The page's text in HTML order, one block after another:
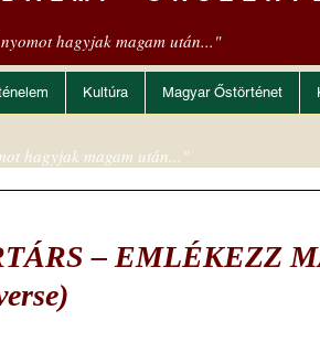
hagyjak magam után..."
Kultúra Magyar Őstörténet
‒ EMLÉKEZZ
hagyjak magam után..."